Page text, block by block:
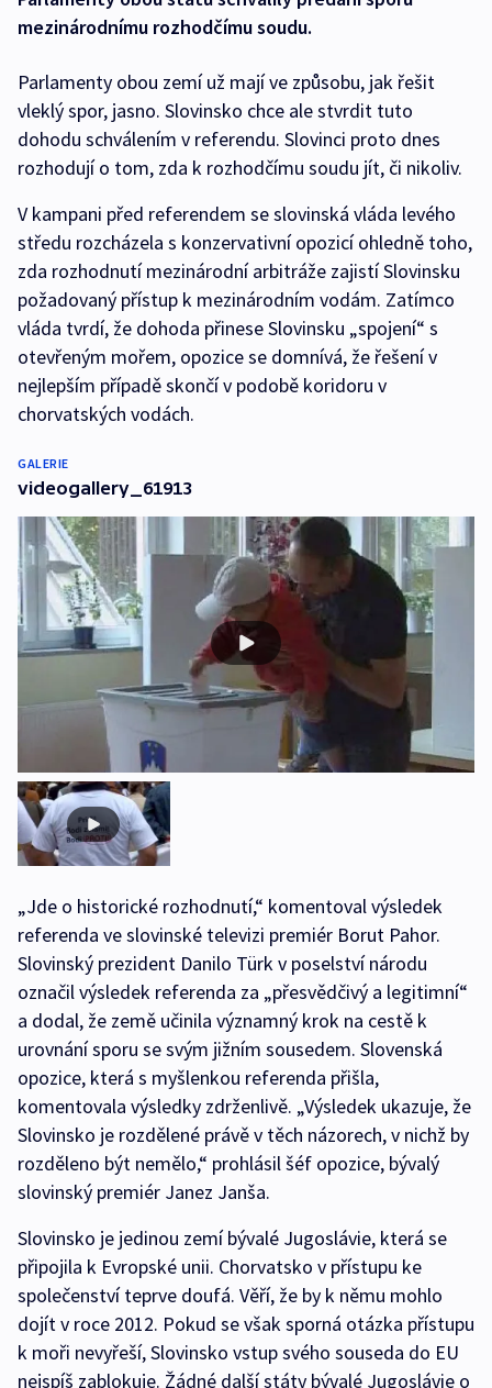
mezinárodnímu rozhodčímu soudu.
Parlamenty obou zemí už mají ve způsobu, jak řešit
vleklý spor, jasno. Slovinsko chce ale stvrdit tuto
dohodu schválením v referendu. Slovinci proto dnes
rozhodují o tom, zda k rozhodčímu soudu jít, či nikoliv.
V kampani před referendem se slovinská vláda levého
středu rozcházela s konzervativní opozicí ohledně toho,
zda rozhodnutí mezinárodní arbitráže zajistí Slovinsku
požadovaný přístup k mezinárodním vodám. Zatímco
vláda tvrdí, že dohoda přinese Slovinsku „spojení“ s
otevřeným mořem, opozice se domnívá, že řešení v
nejlepším případě skončí v podobě koridoru v
chorvatských vodách.
GALERIE
videogallery_61913
„Jde o historické rozhodnutí,“ komentoval výsledek
referenda ve slovinské televizi premiér Borut Pahor.
Slovinský prezident Danilo Türk v poselství národu
označil výsledek referenda za „přesvědčivý a legitimní“
a dodal, že země učinila významný krok na cestě k
urovnání sporu se svým jižním sousedem. Slovenská
opozice, která s myšlenkou referenda přišla,
komentovala výsledky zdrženlivě. „Výsledek ukazuje, že
Slovinsko je rozdělené právě v těch názorech, v nichž by
rozděleno být nemělo,“ prohlásil šéf opozice, bývalý
slovinský premiér Janez Janša.
Slovinsko je jedinou zemí bývalé Jugoslávie, která se
připojila k Evropské unii. Chorvatsko v přístupu ke
společenství teprve doufá. Věří, že by k němu mohlo
dojít v roce 2012. Pokud se však sporná otázka přístupu
k moři nevyřeší, Slovinsko vstup svého souseda do EU
nejspíš zablokuje. Žádné další státy bývalé Jugoslávie o